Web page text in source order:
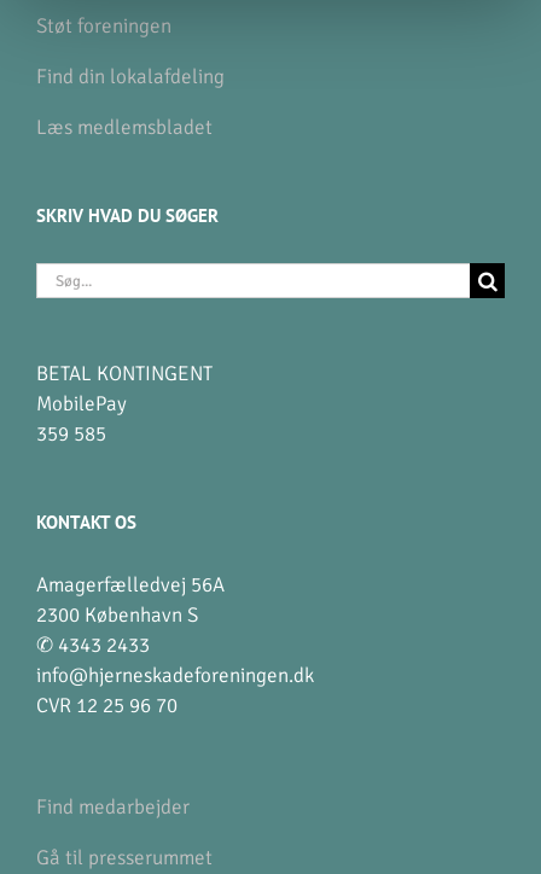
Støt foreningen
Find din lokalafdeling
Læs medlemsbladet
SKRIV HVAD DU SØGER
Søg
BETAL KONTINGENT
MobilePay
359 585
KONTAKT OS
Amagerfælledvej 56A
2300 København S
✆ 4343 2433
info@hjerneskadeforeningen.dk
CVR 12 25 96 70
Find medarbejder
Gå til presserummet